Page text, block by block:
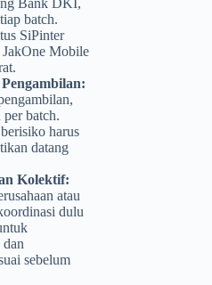
Bank DKI,
batch.
SiPinter
JakOne Mobile
batch.
harus
datang
Kolektif:
atau
dulu
sebelum